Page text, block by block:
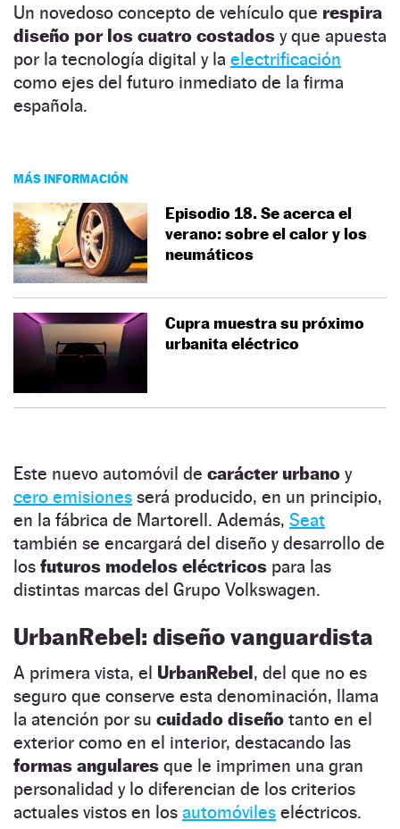
Un novedoso concepto de vehículo que respira
diseño por los cuatro costados y que apuesta
por la tecnología digital y la electrificación
como ejes del futuro inmediato de la firma
española.
MÁS INFORMACIÓN
Episodio 18. Se acerca el
verano: sobre el calor y los
neumáticos
Cupra muestra su próximo
urbanita eléctrico
Este nuevo automóvil de carácter urbano y
cero emisiones será producido, en un principio,
en la fábrica de Martorell. Además, Seat
también se encargará del diseño y desarrollo de
los futuros modelos eléctricos para las
distintas marcas del Grupo Volkswagen.
UrbanRebel: diseño vanguardista
A primera vista, el UrbanRebel, del que no es
seguro que conserve esta denominación, llama
la atención por su cuidado diseño tanto en el
exterior como en el interior, destacando las
formas angulares que le imprimen una gran
personalidad y lo diferencian de los criterios
actuales vistos en los automóviles eléctricos.